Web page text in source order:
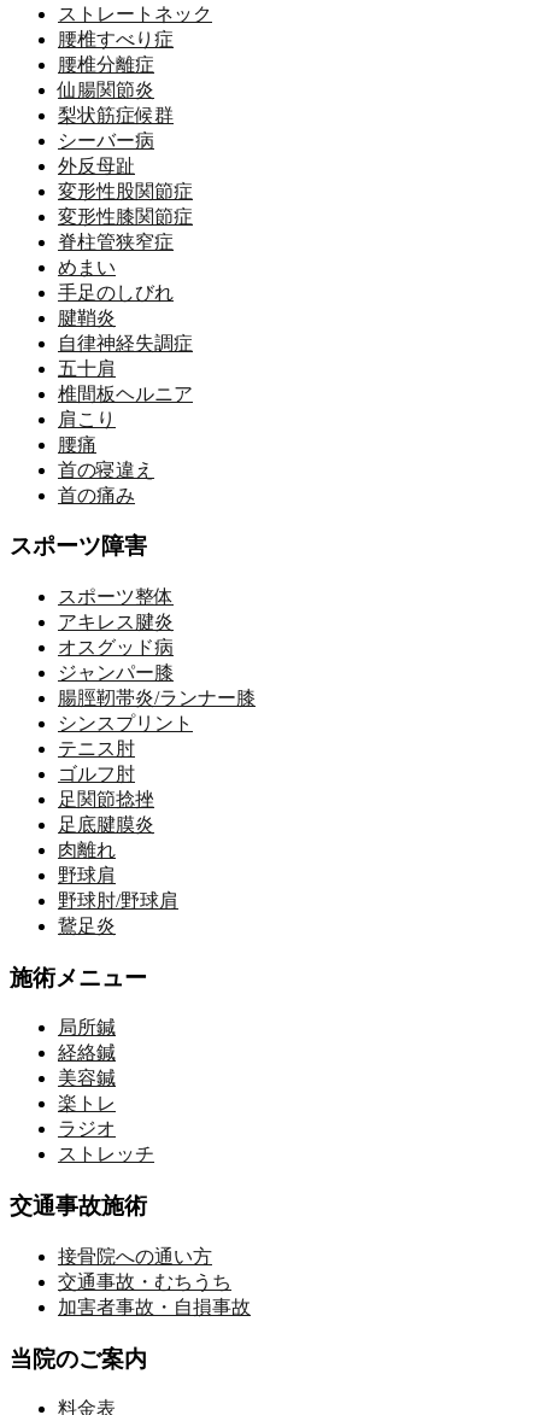
ストレートネック
腰椎すべり症
腰椎分離症
仙腸関節炎
梨状筋症候群
シーバー病
外反母趾
変形性股関節症
変形性膝関節症
脊柱管狭窄症
めまい
手足のしびれ
腱鞘炎
自律神経失調症
五十肩
椎間板ヘルニア
肩こり
腰痛
首の寝違え
首の痛み
スポーツ障害
スポーツ整体
アキレス腱炎
オスグッド病
ジャンパー膝
腸脛靭帯炎/ランナー膝
シンスプリント
テニス肘
ゴルフ肘
足関節捻挫
足底腱膜炎
肉離れ
野球肩
野球肘/野球肩
鵞足炎
施術メニュー
局所鍼
経絡鍼
美容鍼
楽トレ
ラジオ
ストレッチ
交通事故施術
接骨院への通い方
交通事故・むちうち
加害者事故・自損事故
当院のご案内
料金表